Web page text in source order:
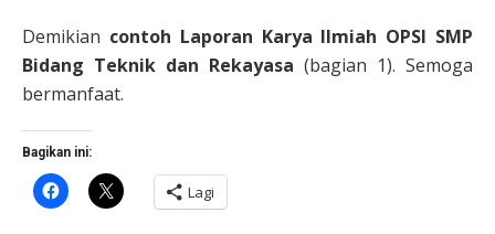
Demikian contoh Laporan Karya Ilmiah OPSI SMP
Bidang Teknik dan Rekayasa (bagian 1). Semoga
bermanfaat.
Bagikan ini:
Klik
untuk
Klik
untuk Lagi